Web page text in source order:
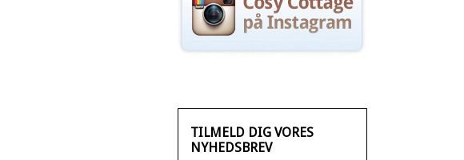
TILMELD DIG VORES
NYHEDSBREV